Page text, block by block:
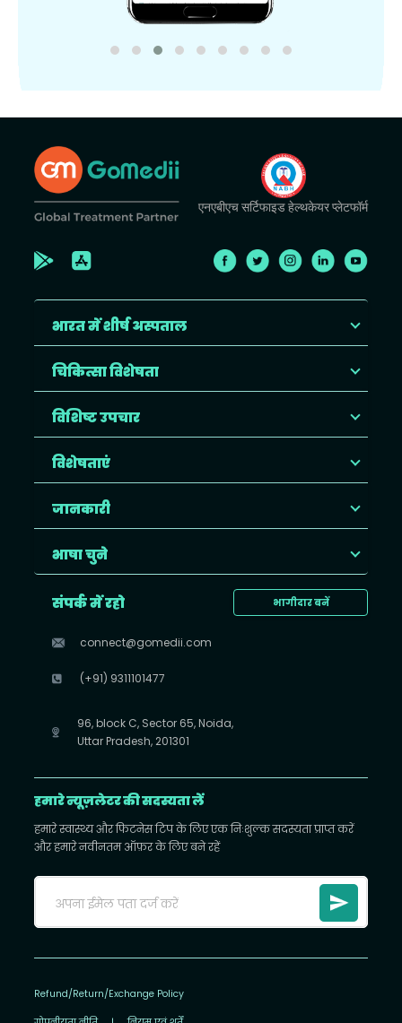
एनएबीएच सर्टिफाइड हेल्थकेयर प्लेटफॉर्म
भारत में शीर्ष अस्पताल
चिकित्सा विशेषता
विशिष्ट उपचार
विशेषताएं
जानकारी
भाषा चुने
भागीदार बनें
संपर्क में रहो
connect@gomedii.com
(+91) 9311101477
96, block C, Sector 65, Noida,
Uttar Pradesh, 201301
हमारे न्यूज़लेटर की सदस्यता लें
हमारे स्वास्थ्य और फिटनेस टिप के लिए एक निःशुल्क सदस्यता प्राप्त करें
और हमारे नवीनतम ऑफ़र के लिए बने रहें
Refund/Return/Exchange Policy